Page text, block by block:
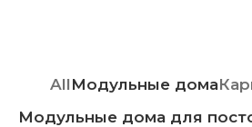
All Модульные дома
Модульные дома для